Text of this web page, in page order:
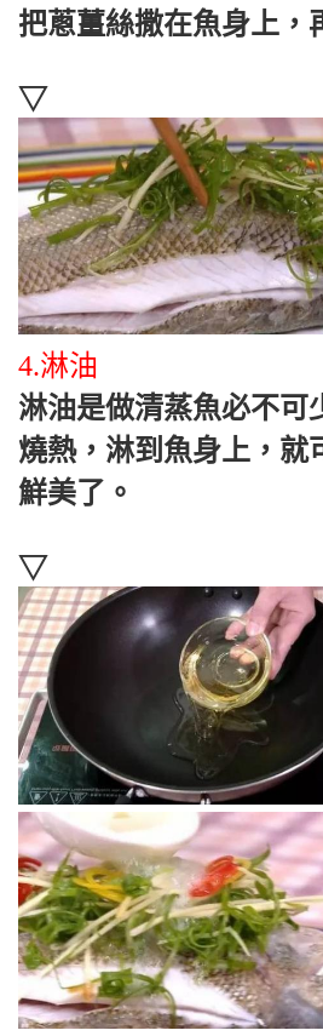
把蔥薑絲撒在魚身上，
▽
4.淋油
淋油是做清蒸魚必不可
燒熱，淋到魚身上，就
鮮美了。
▽